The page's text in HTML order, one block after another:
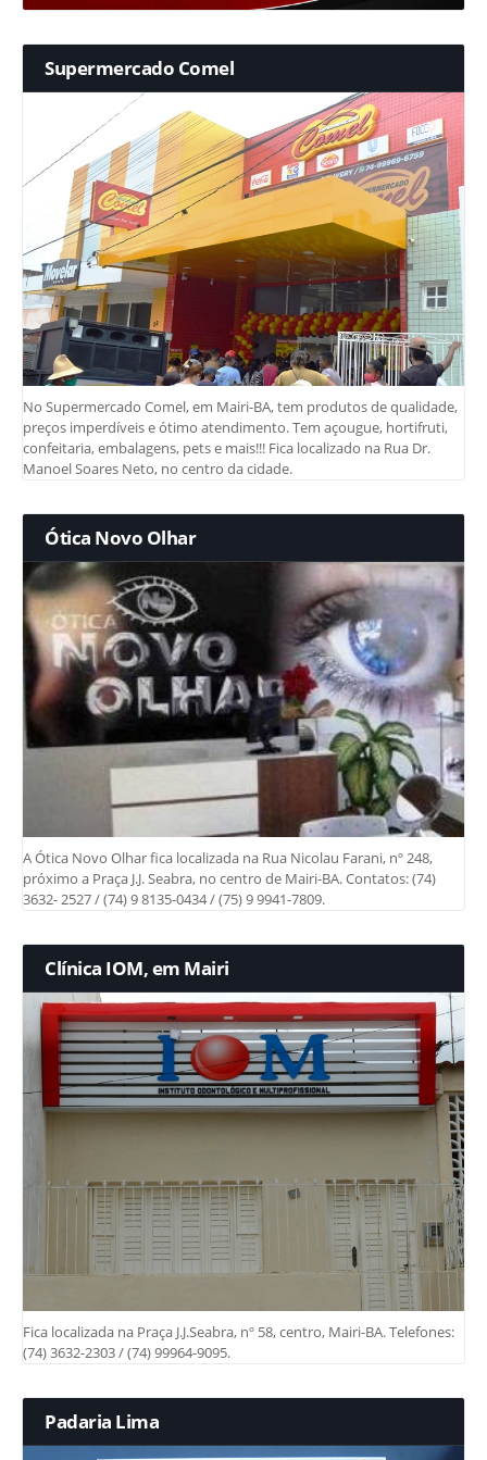
Supermercado Comel
No Supermercado Comel, em Mairi-BA, tem produtos de qualidade,
preços imperdíveis e ótimo atendimento. Tem açougue, hortifruti,
confeitaria, embalagens, pets e mais!!! Fica localizado na Rua Dr.
Manoel Soares Neto, no centro da cidade.
Ótica Novo Olhar
A Ótica Novo Olhar fica localizada na Rua Nicolau Farani, nº 248,
próximo a Praça J.J. Seabra, no centro de Mairi-BA. Contatos: (74)
3632- 2527 / (74) 9 8135-0434 / (75) 9 9941-7809.
Clínica IOM, em Mairi
Fica localizada na Praça J.J.Seabra, nº 58, centro, Mairi-BA. Telefones:
(74) 3632-2303 / (74) 99964-9095.
Padaria Lima